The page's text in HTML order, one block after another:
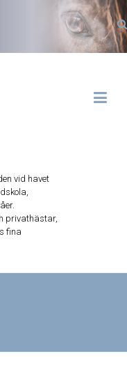
vid havet
privathästar,
fina